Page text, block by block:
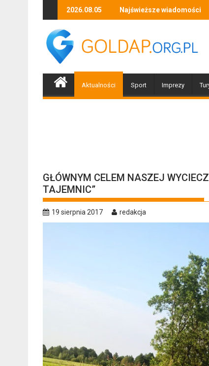
2026.08.05 Najświeższe wiadomości
wystawy Stefana Kierula
Za ciekawość zapłacili 1200 zł
Aktualności Sport Imprezy
GŁÓWNYM CELEM NASZEJ
TAJEMNIC”
19 sierpnia 2017
redakcja